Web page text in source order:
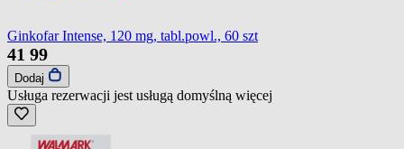
Ginkofar Intense, 120 mg, tabl.powl., 60 szt
41 99
Dodaj
Usługa rezerwacji jest usługą domyślną więcej